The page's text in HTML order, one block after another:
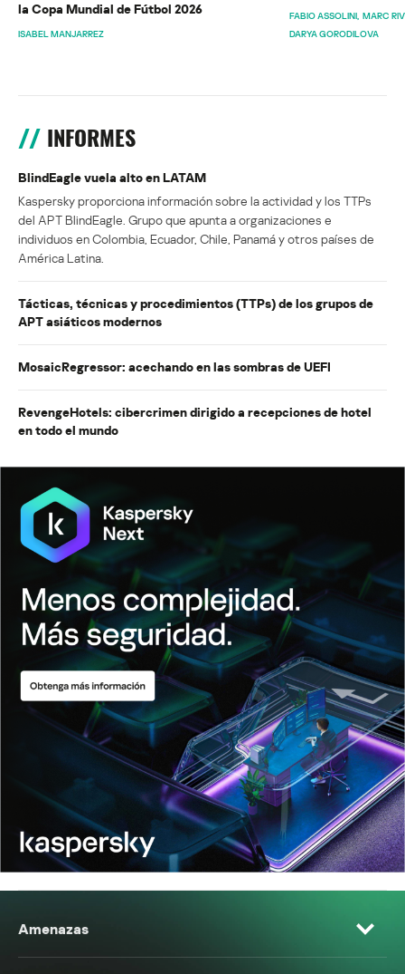
la Copa Mundial de Fútbol 2026
ISABEL MANJARREZ
FABIO ASSOLINI MARC
DARYA GORODILOVA
INFORMES
BlindEagle vuela alto en LATAM
Kaspersky proporciona información sobre la actividad y los TTPs
del APT BlindEagle. Grupo que apunta a organizaciones e
individuos en Colombia, Ecuador, Chile, Panamá y otros países de
América Latina.
Tácticas, técnicas y procedimientos (TTPs) de los grupos de
APT asiáticos modernos
MosaicRegressor: acechando en las sombras de UEFI
RevengeHotels: cibercrimen dirigido a recepciones de hotel
en todo el mundo
Amenazas